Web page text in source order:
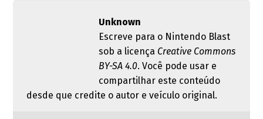
Unknown
Escreve para o Nintendo Blast
sob a licença Creative Commons
BY-SA 4.0. Você pode usar e
compartilhar este conteúdo
desde que credite o autor e veículo original.